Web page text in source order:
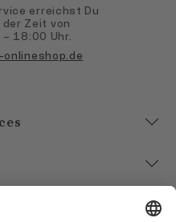
erreichst Du
Zeit von
– 18:00 Uhr.